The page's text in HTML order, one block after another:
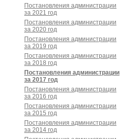
Постановления администрации
за 2021 год
Постановления администрации
за 2020 год
Постановления администрации
за 2019 год
Постановления администрации
за 2018 год
Постановления администрации
за 2017 год
Постановления администрации
за 2016 год
Постановления администрации
за 2015 год
Постановления администрации
за 2014 год